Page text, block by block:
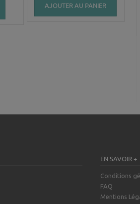
AJOUTER AU PANIER
EN SAVOIR +
Conditions
FAQ
Mentions